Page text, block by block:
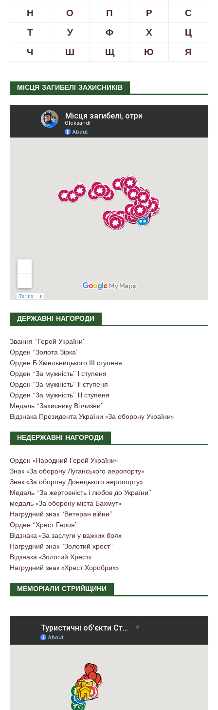
Н
О П Р
С
Т
У Ф Х
Ц
Ч
Ш Щ Ю Я
МІСЦЯ ЗАГИБЕЛІ ЗАХИСНИКІВ
ДЕРЖАВНІ НАГОРОДИ
Звання “Герой України”
Орден “Золота Зірка”
Орден Б.Хмельницького ІІІ ступеня
Орден “За мужність” I ступеня
Орден “За мужність” II ступеня
Орден “За мужність” III ступеня
Медаль “Захиснику Вітчизни”
Відзнака Президента України «За оборону України»
НЕДЕРЖАВНІ НАГОРОДИ
Орден «Народний Герой України»
Знак «За оборону Луганського аеропорту»
Знак «За оборону Донецького аеропорту»
Медаль “За жертовність і любов до України”
медаль «За оборону міста Бахмут»
Нагрудний знак “Ветеран війни”
Орден “Хрест Героя”
Відзнака «За заслуги у важких боях
Нагрудний знак “Золотий хрест”
Відзнака «Золотий Хрест»
Нагрудний знак «Хрест Хоробрих»
МЕМОРІАЛИ СТРИЙЩИНИ